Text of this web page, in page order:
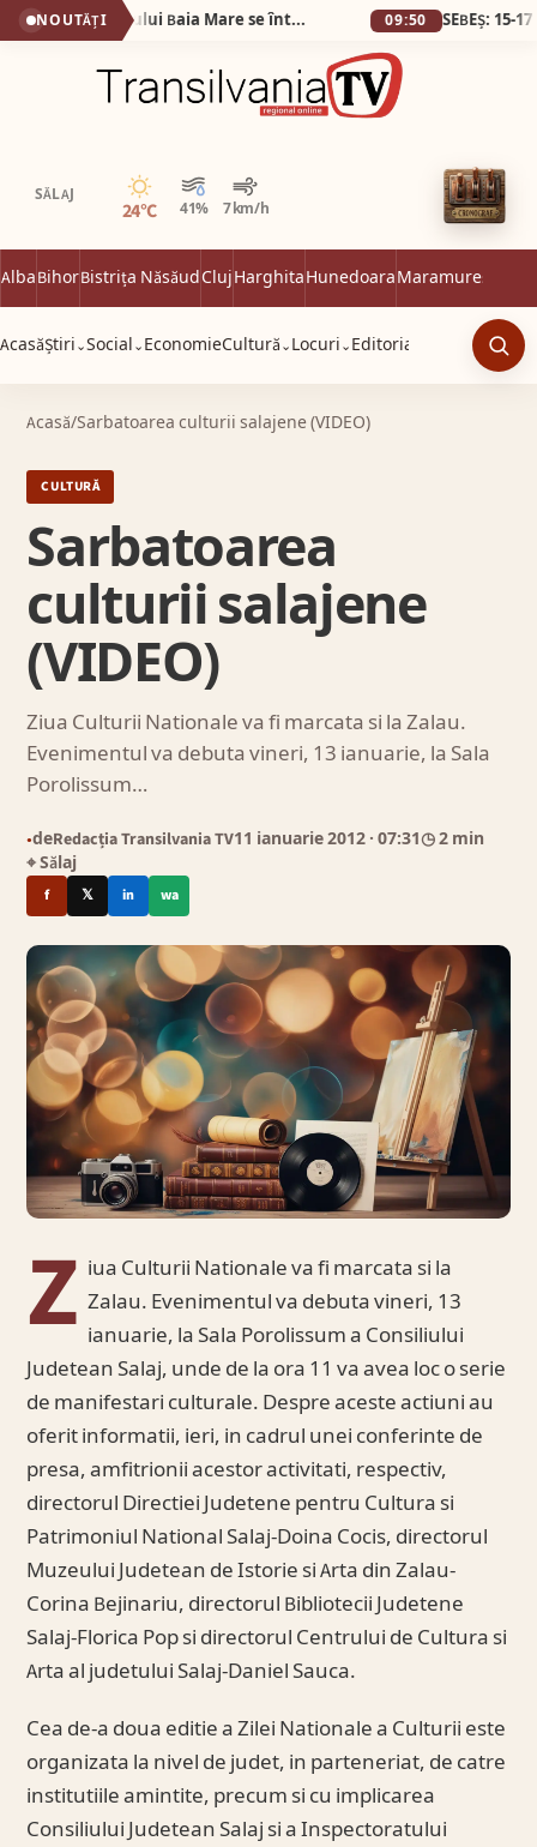
NOUTĂȚI (VIDEO) Veteranii Aeroclubului Baia Mare se întâlnesc sâmbătă 6 iunie 09:50
SĂLAJ
24°C 41% 7 km/h
Senin
AlbaBihorBistrița NăsăudClujHarghitaHunedoaraMaramureș
AcasăȘtiri ⌄Social ⌄ EconomieCultură ⌄ Locuri ⌄ Editorial
Acasă/Sarbatoarea culturii salajene (VIDEO)
CULTURĂ
Sarbatoarea
culturii salajene
(VIDEO)
Ziua Culturii Nationale va fi marcata si la Zalau.
Evenimentul va debuta vineri, 13 ianuarie, la Sala
Porolissum…
●deRedacția Transilvania TV11 ianuarie 2012 · 07:31◷ 2 min
⌖ Sălaj
f 𝕏 in wa
Z iua Culturii Nationale va fi marcata si la
Zalau. Evenimentul va debuta vineri, 13
ianuarie, la Sala Porolissum a Consiliului
Judetean Salaj, unde de la ora 11 va avea loc o serie
de manifestari culturale. Despre aceste actiuni au
oferit informatii, ieri, in cadrul unei conferinte de
presa, amfitrionii acestor activitati, respectiv,
directorul Directiei Judetene pentru Cultura si
Patrimoniul National Salaj-Doina Cocis, directorul
Muzeului Judetean de Istorie si Arta din Zalau-
Corina Bejinariu, directorul Bibliotecii Judetene
Salaj-Florica Pop si directorul Centrului de Cultura si
Arta al judetului Salaj-Daniel Sauca.
Cea de-a doua editie a Zilei Nationale a Culturii este
organizata la nivel de judet, in parteneriat, de catre
institutiile amintite, precum si cu implicarea
Consiliului Judetean Salaj si a Inspectoratului